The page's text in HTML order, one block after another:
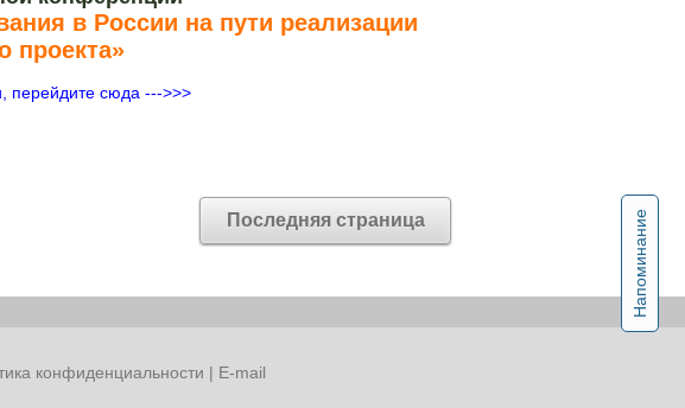
Напоминание
в России на пути реализации
проекта»
перейдите сюда --->>>
Последняя страница
конфиденциальности | E-mail